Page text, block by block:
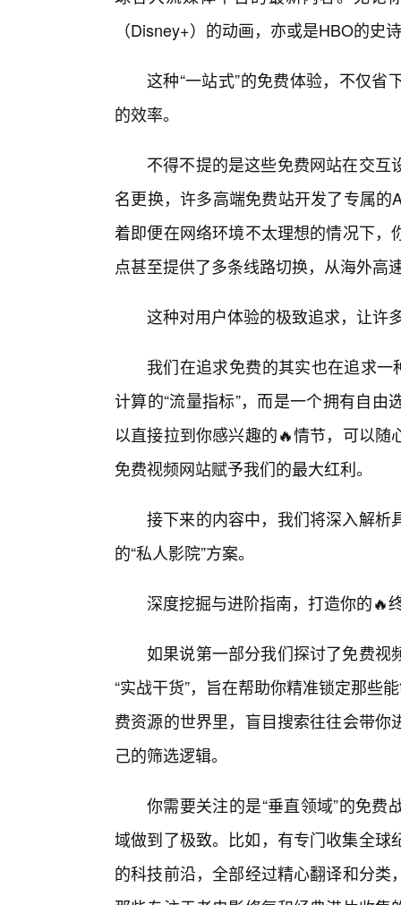
（Disney+）的动画，亦或是HBO的
这种“一站式”的免费体验，不仅
的效率。
不得不提的是这些免费网站在交
名更换，许多高端免费站开发了专属
着即便在网络环境不太理想的情况下
点甚至提供了多条线路切换，从海外高
这种对用户体验的极致追求，让许
我们在追求免费的其实也在追求一
计算的“流量指标”，而是一个拥有自
以直接拉到你感兴趣的🔥情节，可以
免费视频网站赋予我们的最大红利。
接下来的内容中，我们将深入解析
的“私人影院”方案。
深度挖掘与进阶指南，打造你的🔥
如果说第一部分我们探讨了免费视
“实战干货”，旨在帮助你精准锁定那些
费资源的世界里，盲目搜索往往会带
己的筛选逻辑。
你需要关注的是“垂直领域”的免
域做到了极致。比如，有专门收集全
的科技前沿，全部经过精心翻译和分